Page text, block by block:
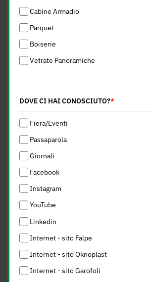
Cabine Armadio
Parquet
Boiserie
Vetrate Panoramiche
DOVE CI HAI CONOSCIUTO?*
Fiera/Eventi
Passaparola
Giornali
Facebook
Instagram
YouTube
Linkedin
Internet - sito Falpe
Internet - sito Oknoplast
Internet - sito Garofoli